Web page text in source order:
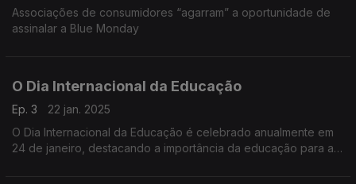
Associações de consumidores “agarram” a oportunidade de
assinalar a Blue Monday
O Dia Internacional da Educação
Ep. 3
22 jan. 2025
O Dia Internacional da Educação é celebrado anualmente em
24 de janeiro, destacando a importância da educação para a